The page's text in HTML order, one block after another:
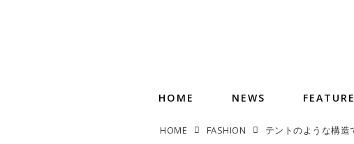
HOME NEWS FEATURE
HOME FASHION